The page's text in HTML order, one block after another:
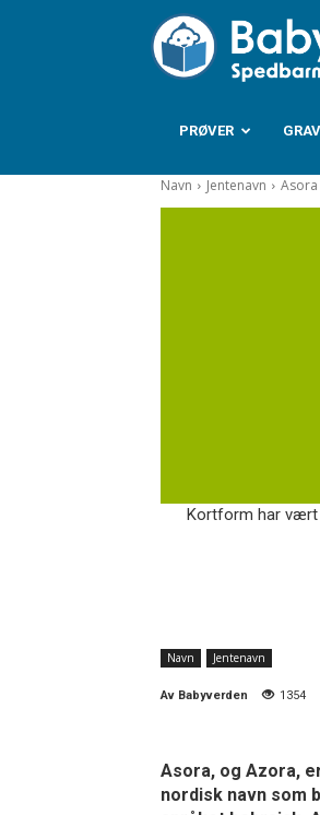
PRØVER
Navn Jentenavn Asora
Kortform har vært
Navn Jentenavn
Av Babyverden 1354
Asora, og Azora,
nordisk navn som